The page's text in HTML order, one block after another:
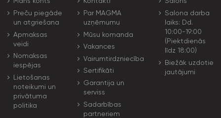
Preču piegāde
un atgriešana
Apmaksas
veidi
Nomaksas
iespējas
Lietošanas
noteikumi un
privātuma
politika
Par MAGMA
uzņēmumu
Mūsu komanda
Vakances
Vairumtirdzniecība
Sertifikāti
Garantija un
serviss
Sadarbības
partneriem
Salona darba
laiks: Dd.
10:00-19:00
(Piektdienās
līdz 18:00)
Biežāk uzdotie
jautājumi